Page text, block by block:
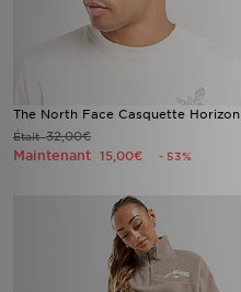
The North Face Casquette Horizon
Était32,00€
Maintenant 15,00€ - 53%